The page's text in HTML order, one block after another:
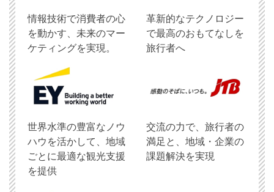
情報技術で消費者の心
を動かす、未来のマー
ケティングを実現。
革新的なテクノロジー
で最高のおもてなしを
旅行者へ
世界水準の豊富なノウ
ハウを活かして、地域
ごとに最適な観光支援
を提供
交流の力で、旅行者の
満足と、地域・企業の
課題解決を実現